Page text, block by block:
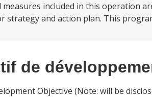
included in this operation
strategy and action plan. This
de
Objective (Note: will be